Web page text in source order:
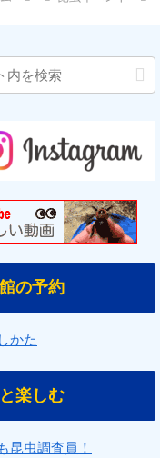
の予約
かた
楽しむ
昆虫調査員！